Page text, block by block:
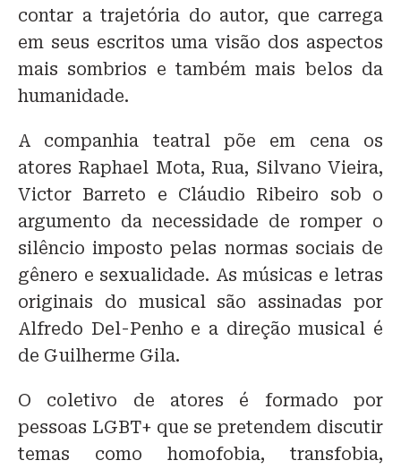
contar a trajetória do autor, que carrega
em seus escritos uma visão dos aspectos
mais sombrios e também mais belos da
humanidade.
A companhia teatral põe em cena os
atores Raphael Mota, Rua, Silvano Vieira,
Victor Barreto e Cláudio Ribeiro sob o
argumento da necessidade de romper o
silêncio imposto pelas normas sociais de
gênero e sexualidade. As músicas e letras
originais do musical são assinadas por
Alfredo Del-Penho e a direção musical é
de Guilherme Gila.
O coletivo de atores é formado por
pessoas LGBT+ que se pretendem discutir
temas como homofobia, transfobia,